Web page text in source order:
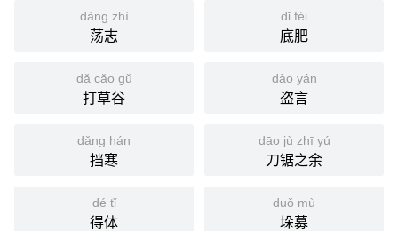
dàng zhì
荡志
dǐ féi
底肥
dǎ cǎo gǔ
打草谷
dào yán
盗言
dǎng hán
挡寒
dāo jù zhī yú
刀锯之余
dé tǐ
得体
duǒ mù
垛募